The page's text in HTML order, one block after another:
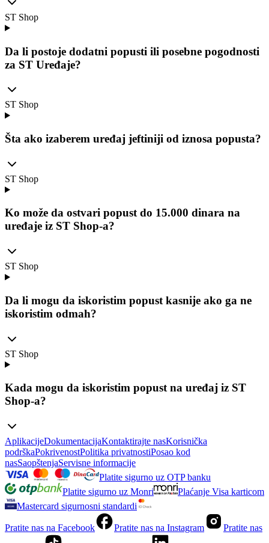
ST Shop
Da li postoje dodatni popusti ili posebne pogodnosti
za ST Uređaje?
ST Shop
Šta ako izaberem uređaj jeftiniji od iznosa popusta?
ST Shop
Ko može da ostvari popust do 15.000 dinara na
uređaje iz ST Shop-a?
ST Shop
Da li mogu da iskoristim popust kasnije ako ga ne
iskoristim odmah?
ST Shop
Kada mogu da iskoristim popust na uređaj iz ST
Shop-a?
AplikacijeDokumentacijaKontaktirajte nasKorisnička
podrškaPokrivenostPolitika privatnostiPosao kod
nasSaopštenjaServisne informacije
Platite sigurno uz OTP banku
Platite sigurno uz Monri
Plaćanje Visa karticom
Mastercard sigurnosni standardi
Pratite nas na Facebook Pratite nas na Instagram Pratite nas